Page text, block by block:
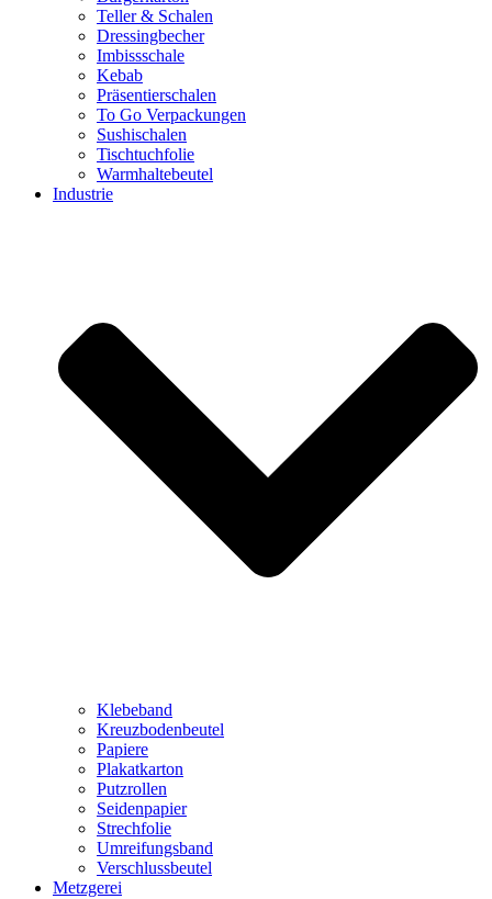
Teller & Schalen
Dressingbecher
Imbissschale
Kebab
Präsentierschalen
To Go Verpackungen
Sushischalen
Tischtuchfolie
Warmhaltebeutel
Industrie
Klebeband
Kreuzbodenbeutel
Papiere
Plakatkarton
Putzrollen
Seidenpapier
Strechfolie
Umreifungsband
Verschlussbeutel
Metzgerei